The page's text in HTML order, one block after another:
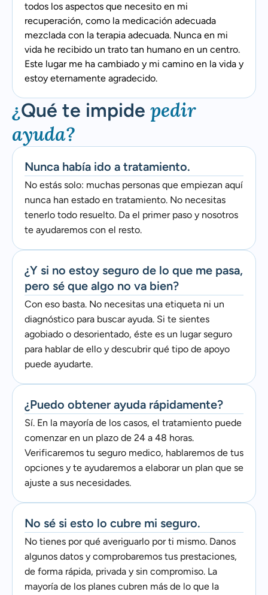
todos los aspectos que necesito en mi
recuperación, como la medicación adecuada
mezclada con la terapia adecuada. Nunca en mi
vida he recibido un trato tan humano en un centro.
Este lugar me ha cambiado y mi camino en la vida y
estoy eternamente agradecido.
¿Qué te impide pedir
ayuda?
Nunca había ido a tratamiento.
No estás solo: muchas personas que empiezan aquí
nunca han estado en tratamiento. No necesitas
tenerlo todo resuelto. Da el primer paso y nosotros
te ayudaremos con el resto.
¿Y si no estoy seguro de lo que me pasa,
pero sé que algo no va bien?
Con eso basta. No necesitas una etiqueta ni un
diagnóstico para buscar ayuda. Si te sientes
agobiado o desorientado, éste es un lugar seguro
para hablar de ello y descubrir qué tipo de apoyo
puede ayudarte.
¿Puedo obtener ayuda rápidamente?
Sí. En la mayoría de los casos, el tratamiento puede
comenzar en un plazo de 24 a 48 horas.
Verificaremos tu seguro medico, hablaremos de tus
opciones y te ayudaremos a elaborar un plan que se
ajuste a sus necesidades.
No sé si esto lo cubre mi seguro.
No tienes por qué averiguarlo por ti mismo. Danos
algunos datos y comprobaremos tus prestaciones,
de forma rápida, privada y sin compromiso. La
mayoría de los planes cubren más de lo que la